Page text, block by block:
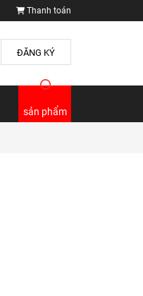
Thanh toán
ĐĂNG KÝ
sản phẩm